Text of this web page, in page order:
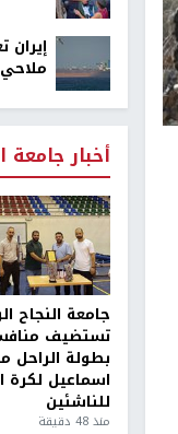
أخبار جامعة
جامعة النجاح
تستضيف
بطولة الراحل
اسماعيل لكرة
للناشئين
منذ 48 دقيقة